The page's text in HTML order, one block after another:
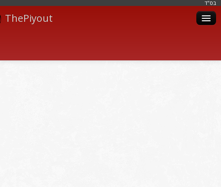
בּס"ד
ThePiyout